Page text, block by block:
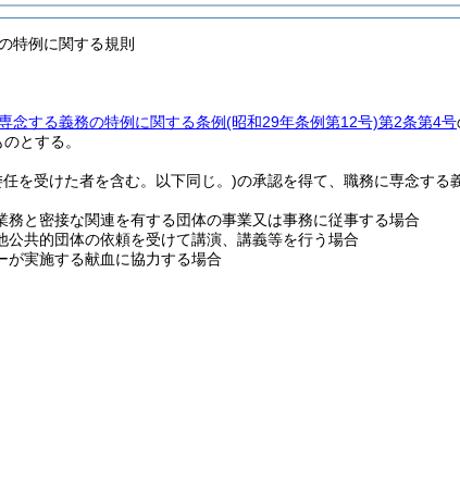
特例に関する規則
念する義務の特例に関する条例(昭和29年条例第12号)第2条第4号
とする。
を受けた者を含む。以下同じ。)の承認を得て、職務に専念する
務と密接な関連を有する団体の事業又は事務に従事する場合
公共的団体の依頼を受けて講演、講義等を行う場合
が実施する献血に協力する場合